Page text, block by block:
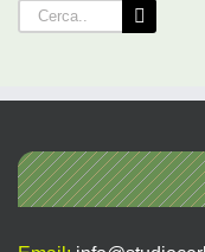
Cerca
per: